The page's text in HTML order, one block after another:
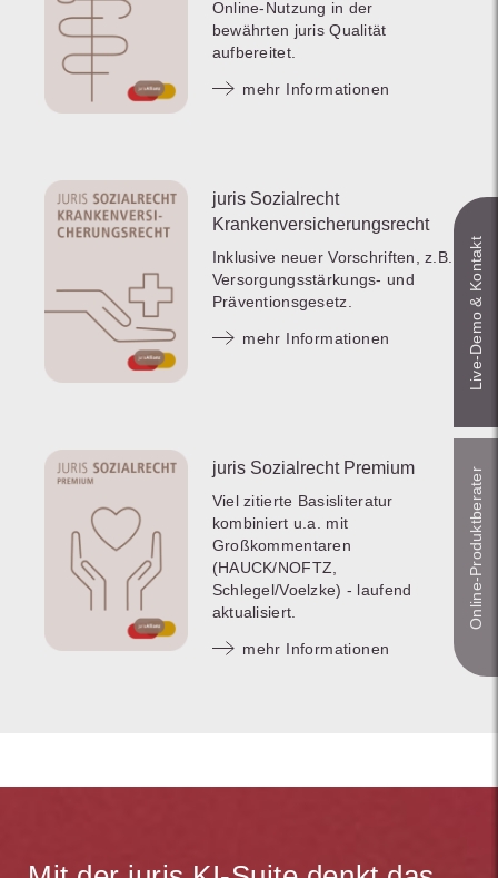
Online-Nutzung in der
bewährten juris Qualität
aufbereitet.
mehr Informationen
juris Sozialrecht
Krankenversicherungsrecht
Inklusive neuer Vorschriften, z.B.
Versorgungsstärkungs- und
Präventionsgesetz.
mehr Informationen
juris Sozialrecht Premium
Viel zitierte Basisliteratur
kombiniert u.a. mit
Großkommentaren
(HAUCK/NOFTZ,
Schlegel/Voelzke) - laufend
aktualisiert.
mehr Informationen
Live‑Demo & Kontakt
Online-Produkt­berater